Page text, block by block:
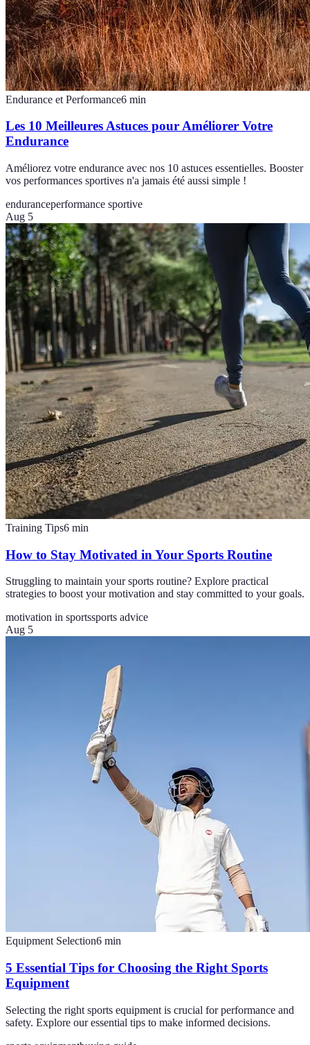
Endurance et Performance6 min
Les 10 Meilleures Astuces pour Améliorer Votre
Endurance
Améliorez votre endurance avec nos 10 astuces essentielles. Booster
vos performances sportives n'a jamais été aussi simple !
enduranceperformance sportive
Aug 5
Training Tips6 min
How to Stay Motivated in Your Sports Routine
Struggling to maintain your sports routine? Explore practical
strategies to boost your motivation and stay committed to your goals.
motivation in sportssports advice
Aug 5
Equipment Selection6 min
5 Essential Tips for Choosing the Right Sports
Equipment
Selecting the right sports equipment is crucial for performance and
safety. Explore our essential tips to make informed decisions.